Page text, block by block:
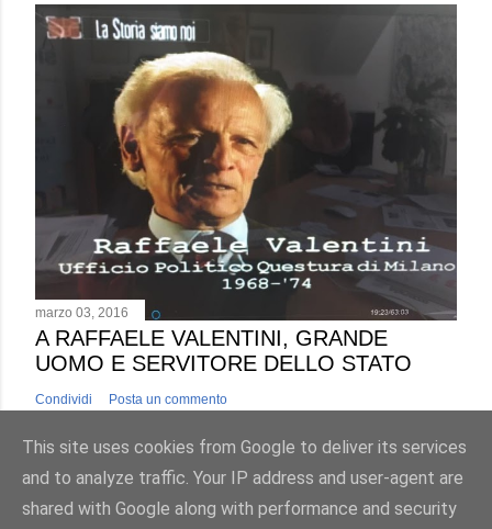
marzo 03, 2016
A RAFFAELE VALENTINI, GRANDE
UOMO E SERVITORE DELLO STATO
Condividi Posta un commento
This site uses cookies from Google to deliver its services
and to analyze traffic. Your IP address and user-agent are
shared with Google along with performance and security